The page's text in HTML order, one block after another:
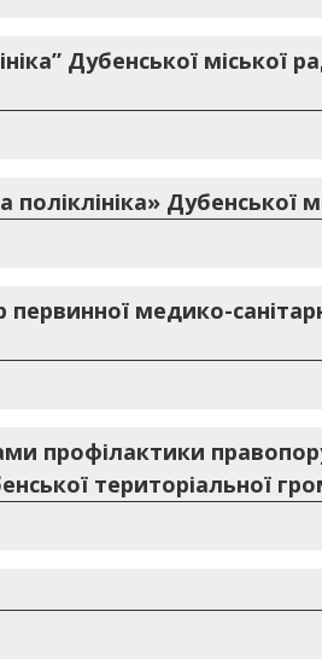
Дубенської міської
Дубенської
медико-
профілактики
територіальної